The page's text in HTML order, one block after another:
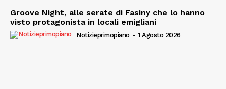
Groove Night, alle serate di Fasiny che lo hanno
visto protagonista in locali emigliani
Notizieprimopiano - 1 Agosto 2026